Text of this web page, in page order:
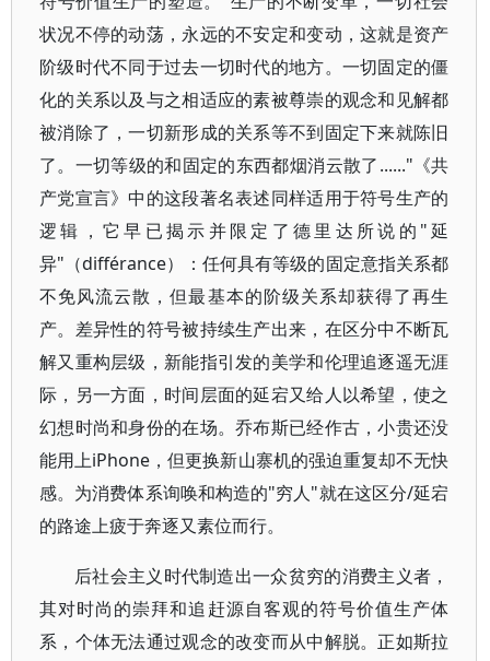
状况不停的动荡，永远的不安定和变动，这就是资产
阶级时代不同于过去一切时代的地方。一切固定的僵
化的关系以及与之相适应的素被尊崇的观念和见解都
被消除了，一切新形成的关系等不到固定下来就陈旧
了。一切等级的和固定的东西都烟消云散了......"《共
产党宣言》中的这段著名表述同样适用于符号生产的
逻辑，它早已揭示并限定了德里达所说的"延
异"（différance）：任何具有等级的固定意指关系都
不免风流云散，但最基本的阶级关系却获得了再生
产。差异性的符号被持续生产出来，在区分中不断瓦
解又重构层级，新能指引发的美学和伦理追逐遥无涯
际，另一方面，时间层面的延宕又给人以希望，使之
幻想时尚和身份的在场。乔布斯已经作古，小贵还没
能用上iPhone，但更换新山寨机的强迫重复却不无快
感。为消费体系询唤和构造的"穷人"就在这区分/延宕
的路途上疲于奔逐又素位而行。
后社会主义时代制造出一众贫穷的消费主义者，
其对时尚的崇拜和追赶源自客观的符号价值生产体
系，个体无法通过观念的改变而从中解脱。正如斯拉